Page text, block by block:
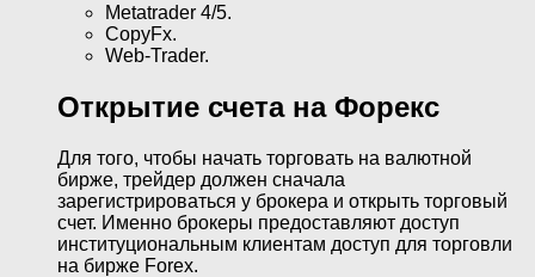
Metatrader 4/5.
CopyFx.
Web-Trader.
Открытие счета на Форекс
Для того, чтобы начать торговать на валютной
бирже, трейдер должен сначала
зарегистрироваться у брокера и открыть торговый
счет. Именно брокеры предоставляют доступ
институциональным клиентам доступ для торговли
на бирже Forex.